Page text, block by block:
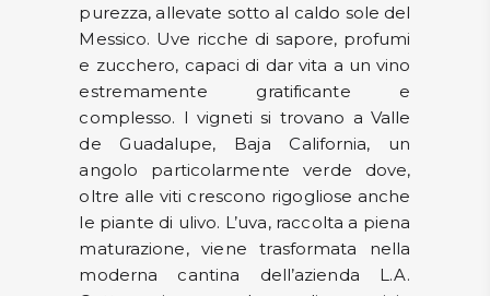
purezza, allevate sotto al caldo sole del
Messico. Uve ricche di sapore, profumi
e zucchero, capaci di dar vita a un vino
estremamente gratificante e
complesso. I vigneti si trovano a Valle
de Guadalupe, Baja California, un
angolo particolarmente verde dove,
oltre alle viti crescono rigogliose anche
le piante di ulivo. L’uva, raccolta a piena
maturazione, viene trasformata nella
moderna cantina dell’azienda L.A.